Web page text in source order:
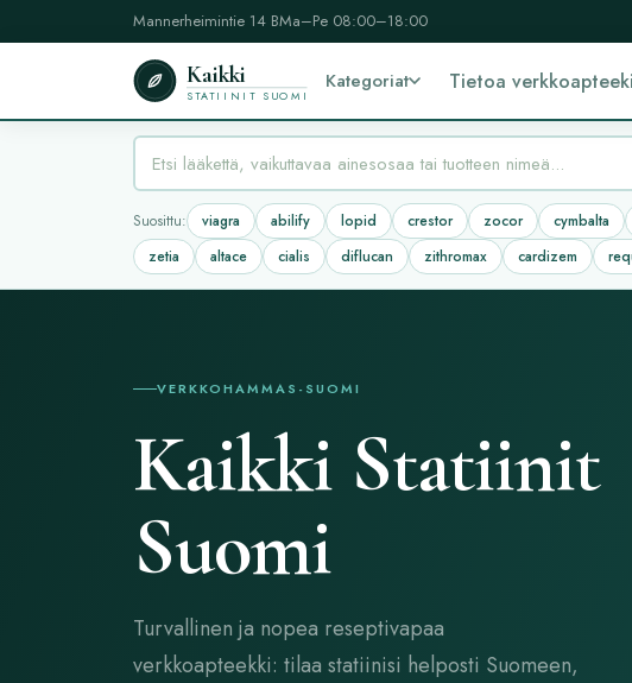
Mannerheimintie 14 BMa–Pe 08:00–18:00
Kaikki
STATIINIT SUOMI
Kategoriat Tietoa
Suosittu: viagra abilify lopid crestor zocor cymbalta
zetia
altace cialis diflucan zithromax cardizem
VERKKOHAMMAS - SUOMI
Kaikki Statiinit
Suomi
Turvallinen ja nopea reseptivapaa
verkkoapteekki: tilaa statiinisi helposti Suomeen,